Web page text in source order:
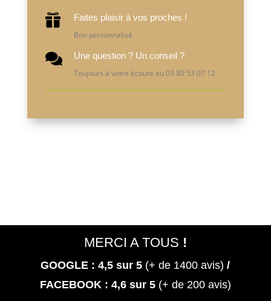

Faites plaisir à vos proches !
Bon personnalisé

Une question ? Un conseil ?
Toujours à votre écoute au 03 80 53 07 12
MERCI A TOUS !
GOOGLE : 4,5sur 5 (+ de 1400 avis) /
FACEBOOK : 4,6 sur 5 (+ de 200 avis)